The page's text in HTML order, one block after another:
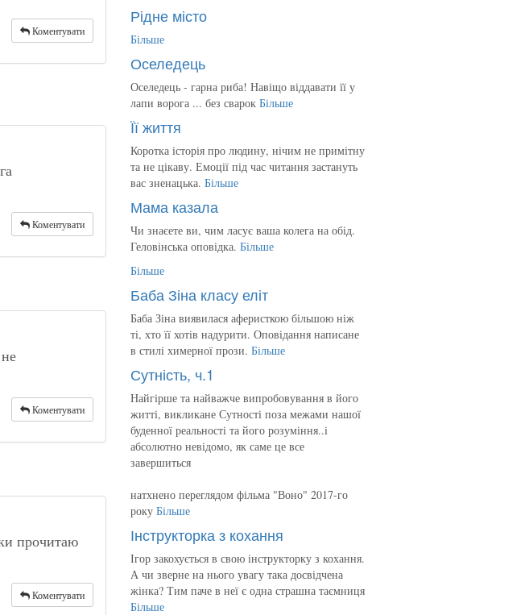
Коментувати
Коментувати
Коментувати
прочитаю
Коментувати
Рідне місто
Більше
Оселедець
Оселедець - гарна риба! Навіщо віддавати її у
лапи ворога ... без сварок Більше
Її життя
Коротка історія про людину, нічим не примітну
та не цікаву. Емоції під час читання застануть
вас зненацька. Більше
Мама казала
Чи знаєете ви, чим ласує ваша колега на обід.
Геловінська оповідка. Більше
Більше
Баба Зіна класу еліт
Баба Зіна виявилася аферисткою більшою ніж
ті, хто її хотів надурити. Оповідання написане
в стилі химерної прози. Більше
Сутність, ч.1
Найгірше та найважче випробовування в його
житті, викликане Сутності поза межами нашої
буденної реальності та його розуміння..і
абсолютно невідомо, як саме це все
завершиться
натхнено переглядом фільма "Воно" 2017-го
року Більше
Інструкторка з кохання
Ігор закохується в свою інструкторку з кохання.
А чи зверне на нього увагу така досвідчена
жінка? Тим паче в неї є одна страшна таємниця
Більше